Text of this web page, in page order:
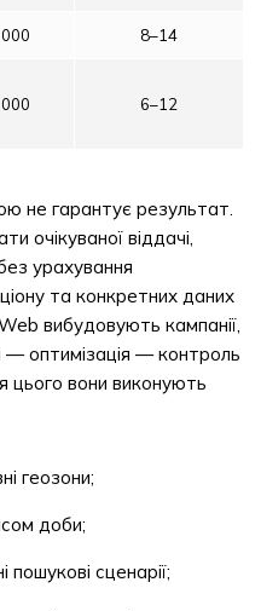
8–14
6–12
не гарантує результат.
очікуваної віддачі,
урахування
та конкретних даних
вибудовують кампанії,
— оптимізація — контроль
вони виконують
геозони;
доби;
пошукові сценарії;